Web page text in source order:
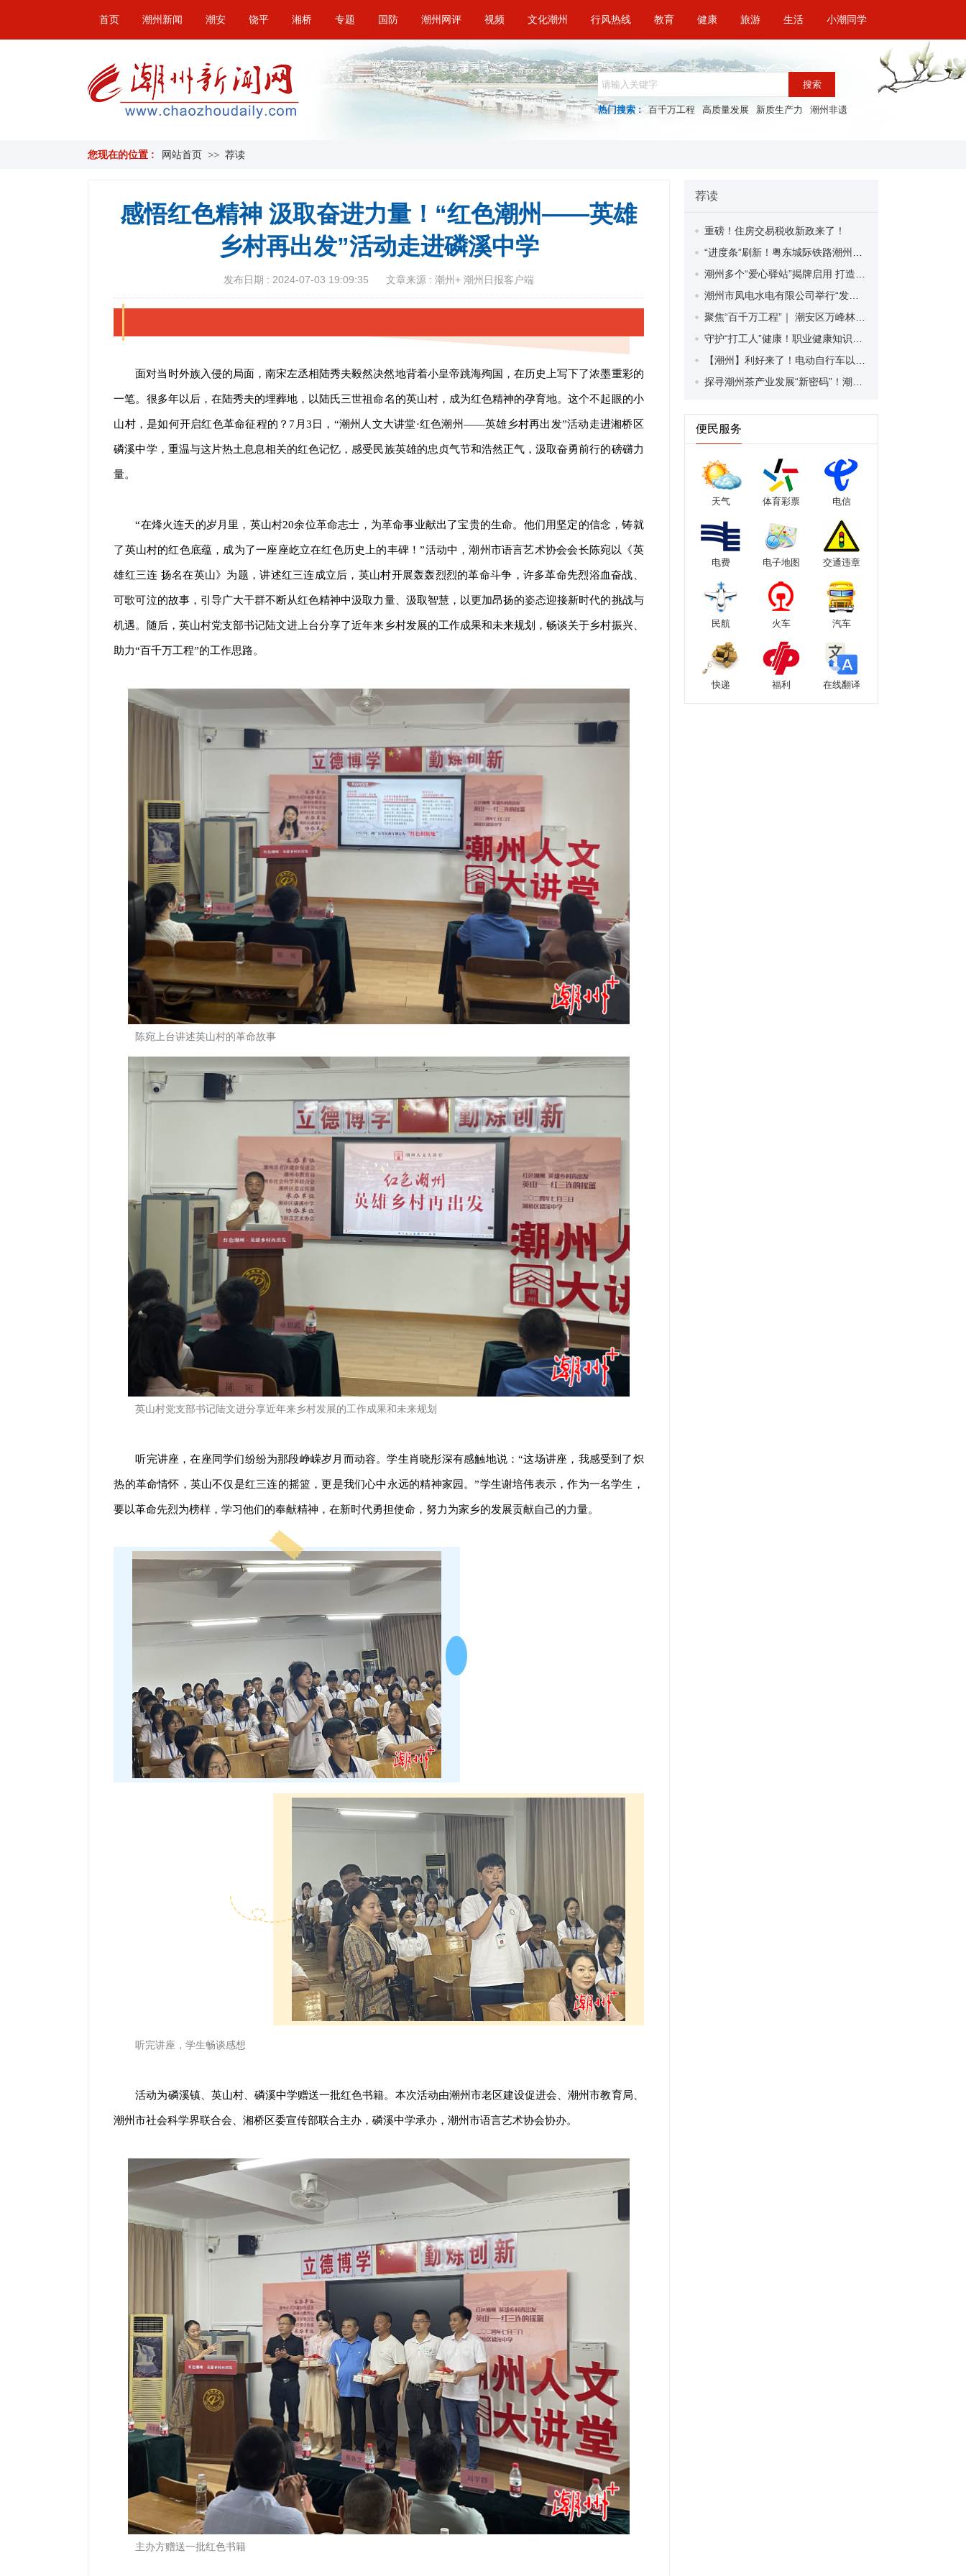
首页 潮州新闻 潮安 饶平 湘桥 专题 国防 潮州网评 视频 文化潮州 行风热线 教育 健康 旅游 生活 小潮同学
搜索
热门搜索 : 百千万工程 高质量发展 新质生产力 潮州非遗
您现在的位置 : 网站首页 >> 荐读
感悟红色精神 汲取奋进力量！“红色潮州——英雄
乡村再出发”活动走进磷溪中学
发布日期 : 2024-07-03 19:09:35 文章来源 : 潮州+ 潮州日报客户端
面对当时外族入侵的局面，南宋左丞相陆秀夫毅然决然地背着小皇帝跳海殉国，在历史上写下了浓墨重彩的
一笔。很多年以后，在陆秀夫的埋葬地，以陆氏三世祖命名的英山村，成为红色精神的孕育地。这个不起眼的小
山村，是如何开启红色革命征程的？7月3日，“潮州人文大讲堂·红色潮州——英雄乡村再出发”活动走进湘桥区
磷溪中学，重温与这片热土息息相关的红色记忆，感受民族英雄的忠贞气节和浩然正气，汲取奋勇前行的磅礴力
量。
“在烽火连天的岁月里，英山村20余位革命志士，为革命事业献出了宝贵的生命。他们用坚定的信念，铸就
了英山村的红色底蕴，成为了一座座屹立在红色历史上的丰碑！”活动中，潮州市语言艺术协会会长陈宛以《英
雄红三连 扬名在英山》为题，讲述红三连成立后，英山村开展轰轰烈烈的革命斗争，许多革命先烈浴血奋战、
可歌可泣的故事，引导广大干群不断从红色精神中汲取力量、汲取智慧，以更加昂扬的姿态迎接新时代的挑战与
机遇。随后，英山村党支部书记陆文进上台分享了近年来乡村发展的工作成果和未来规划，畅谈关于乡村振兴、
助力“百千万工程”的工作思路。
陈宛上台讲述英山村的革命故事
英山村党支部书记陆文进分享近年来乡村发展的工作成果和未来规划
听完讲座，在座同学们纷纷为那段峥嵘岁月而动容。学生肖晓彤深有感触地说：“这场讲座，我感受到了炽
热的革命情怀，英山不仅是红三连的摇篮，更是我们心中永远的精神家园。”学生谢培伟表示，作为一名学生，
要以革命先烈为榜样，学习他们的奉献精神，在新时代勇担使命，努力为家乡的发展贡献自己的力量。
听完讲座，学生畅谈感想
活动为磷溪镇、英山村、磷溪中学赠送一批红色书籍。本次活动由潮州市老区建设促进会、潮州市教育局、
潮州市社会科学界联合会、湘桥区委宣传部联合主办，磷溪中学承办，潮州市语言艺术协会协办。
主办方赠送一批红色书籍
荐读
重磅！住房交易税收新政来了！
便民服务
天气 体育彩票 电信
电费 电子地图 交通违章
民航 火车 汽车
快递 福利 在线翻译